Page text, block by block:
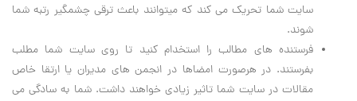
سایت شما تحریک می کند که میتوانند باعث ترقی چشمگیر رتبه شما
شوند.
فرستنده های مطالب را استخدام کنید تا روی سایت شما مطلب
بفرستند. در هرصورت امضاها در انجمن های مدیران یا ارتقا خاص
مقالات در سایت شما تاثیر زیادی خواهند داشت. شما به سادگی می